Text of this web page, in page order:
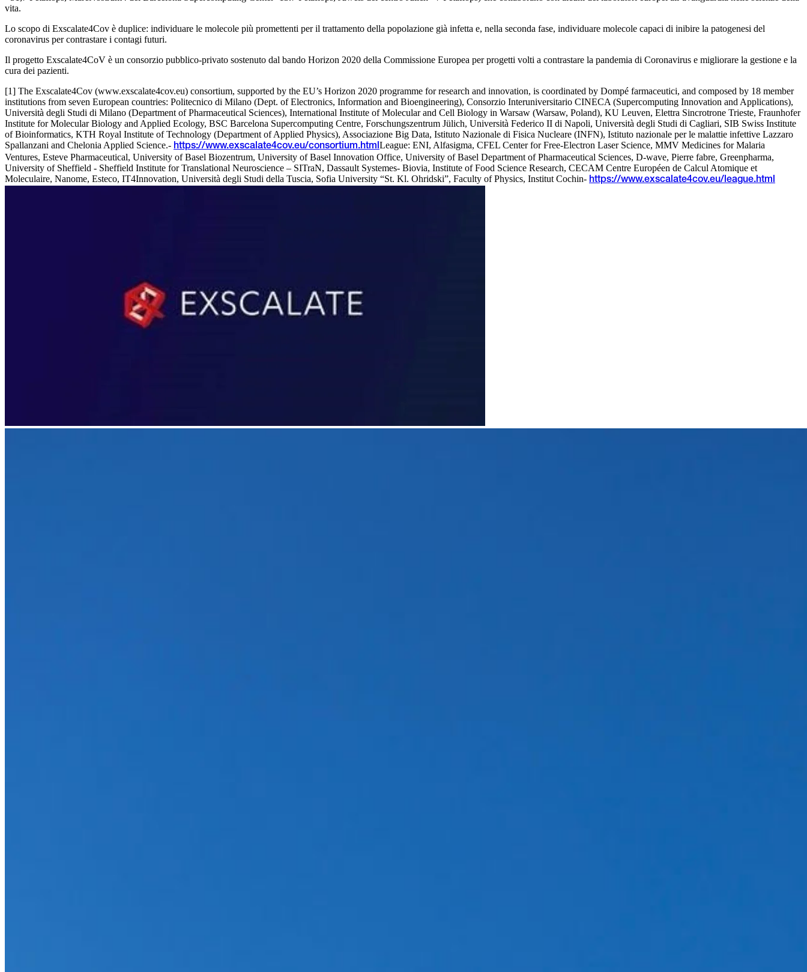
vita.
Lo scopo di Exscalate4Cov è duplice: individuare le molecole più promettenti per il trattamento della popolazione già infetta e, nella seconda fase, individuare molecole capaci di inibire la patogenesi del
coronavirus per contrastare i contagi futuri.
Il progetto Exscalate4CoV è un consorzio pubblico-privato sostenuto dal bando Horizon 2020 della Commissione Europea per progetti volti a contrastare la pandemia di Coronavirus e migliorare la gestione e la
cura dei pazienti.
[1] The Exscalate4Cov (www.exscalate4cov.eu) consortium, supported by the EU’s Horizon 2020 programme for research and innovation, is coordinated by Dompé farmaceutici, and composed by 18 member
institutions from seven European countries: Politecnico di Milano (Dept. of Electronics, Information and Bioengineering), Consorzio Interuniversitario CINECA (Supercomputing Innovation and Applications),
Università degli Studi di Milano (Department of Pharmaceutical Sciences), International Institute of Molecular and Cell Biology in Warsaw (Warsaw, Poland), KU Leuven, Elettra Sincrotrone Trieste, Fraunhofer
Institute for Molecular Biology and Applied Ecology, BSC Barcelona Supercomputing Centre, Forschungszentrum Jülich, Università Federico II di Napoli, Università degli Studi di Cagliari, SIB Swiss Institute
of Bioinformatics, KTH Royal Institute of Technology (Department of Applied Physics), Associazione Big Data, Istituto Nazionale di Fisica Nucleare (INFN), Istituto nazionale per le malattie infettive Lazzaro
Spallanzani and Chelonia Applied Science.- https://www.exscalate4cov.eu/consortium.html League: ENI, Alfasigma, CFEL Center for Free-Electron Laser Science, MMV Medicines for Malaria
Ventures, Esteve Pharmaceutical, University of Basel Biozentrum, University of Basel Innovation Office, University of Basel Department of Pharmaceutical Sciences, D-wave, Pierre fabre, Greenpharma,
University of Sheffield - Sheffield Institute for Translational Neuroscience – SITraN, Dassault Systemes- Biovia, Institute of Food Science Research, CECAM Centre Européen de Calcul Atomique et
Moleculaire, Nanome, Esteco, IT4Innovation, Università degli Studi della Tuscia, Sofia University “St. Kl. Ohridski”, Faculty of Physics, Institut Cochin- https://www.exscalate4cov.eu/league.html